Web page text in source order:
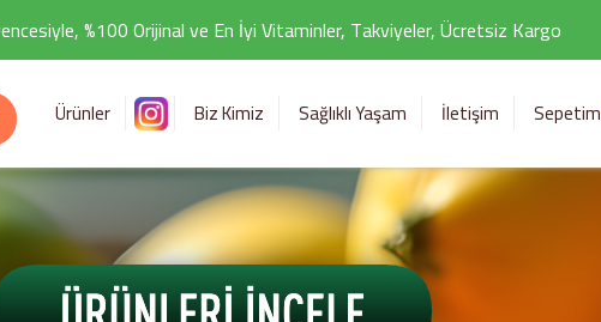
%100 Orijinal ve En İyi Vitaminler, Takviyeler, Ücretsiz Kargo
Ürünler Biz Kimiz Sağlıklı Yaşam İletişim Sepetim